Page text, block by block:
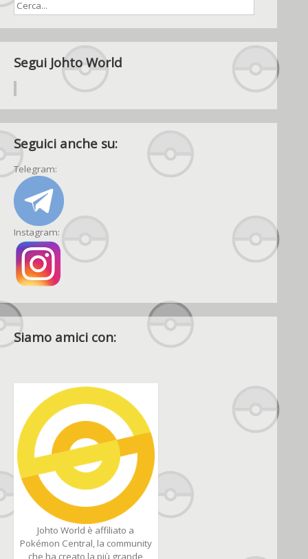
Segui Johto World
Seguici anche su:
Telegram:
Instagram:
Siamo amici con:
Johto World è affiliato a
Pokémon Central, la community
che ha creato la più grande